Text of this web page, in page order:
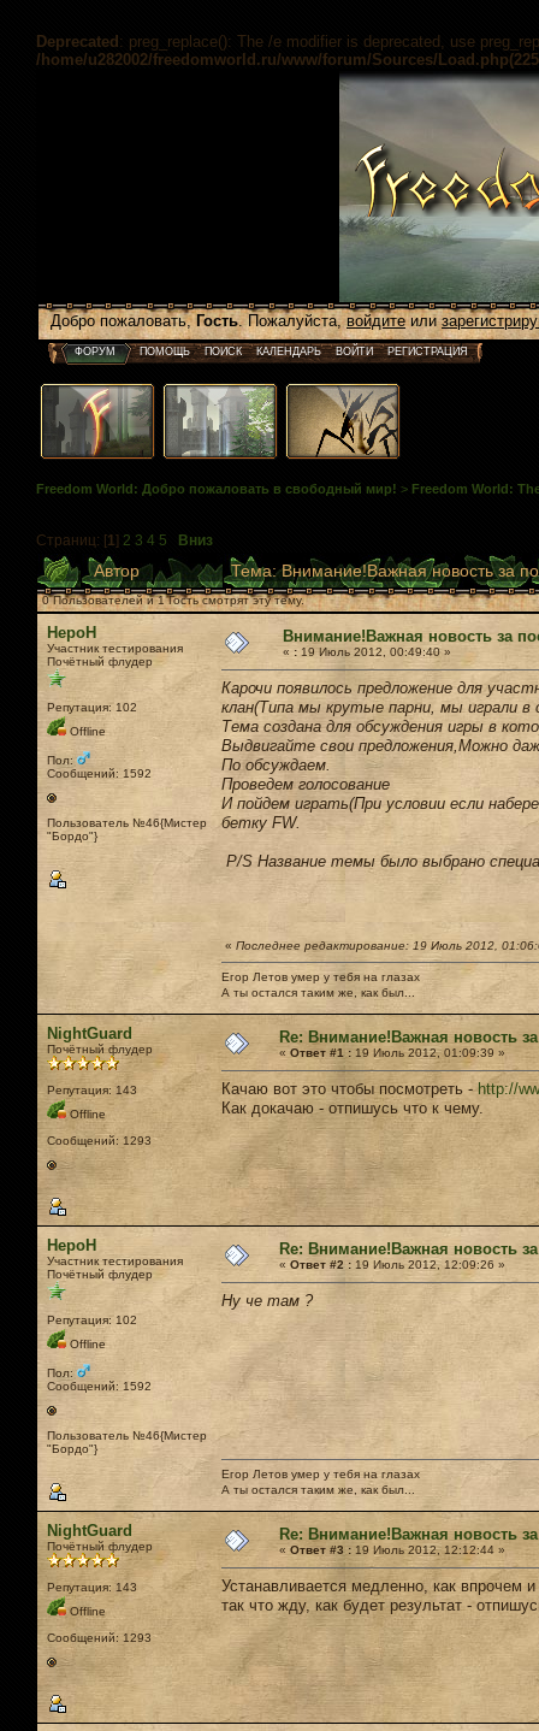
Deprecated : preg_replace(): The /e modifier is deprecated, use
/home/u282002/freedomworld.ru/www/forum/Sources/
Добро пожаловать, Гость. Пожалуйста,войдитеили
ФОРУМ ПОМОЩЬ ПОИСК КАЛЕНДАРЬ ВОЙТИ РЕГИСТРАЦИЯ
Freedom World: Добро пожаловать в свободный мир! > Freedom World:
Страниц: [1] 2 3 4 5 Вниз
Автор Тема: Внимание!Важная новость за
0 Пользователей и 1 Гость смотрят эту тему.
НероН
Участник тестирования
Почётный флудер
Репутация: 102
Offline
Пол:
Сообщений: 1592
Пользователь №46{Мистер
"Бордо"}
Внимание!Важная новость за
« : 19 Июль 2012, 00:49:40 »
Карочи появилось предложение для
клан(Типа мы крутые парни, мы играли
Тема создана для обсуждения игры в
Выдвигайте свои предложения,Можно
По обсуждаем.
Проведем голосование
И пойдем играть(При условии если
бетку FW.
P/S Название темы было выбрано
« Последнее редактирование: 19 Июль 2012,
Егор Летов умер у тебя на глазах
А ты остался таким же, как был...
NightGuard
Почётный флудер
Репутация: 143
Offline
Сообщений: 1293
Re: Внимание!Важная новость
« Ответ #1 : 19 Июль 2012, 01:09:39 »
Качаю вот это чтобы посмотреть -http://
Как докачаю - отпишусь что к чему.
НероН
Участник тестирования
Почётный флудер
Репутация: 102
Offline
Пол:
Сообщений: 1592
Пользователь №46{Мистер
"Бордо"}
Re: Внимание!Важная новость
« Ответ #2 : 19 Июль 2012, 12:09:26 »
Ну че там ?
Егор Летов умер у тебя на глазах
А ты остался таким же, как был...
NightGuard
Почётный флудер
Репутация: 143
Offline
Сообщений: 1293
Re: Внимание!Важная новость
« Ответ #3 : 19 Июль 2012, 12:12:44 »
Устанавливается медленно, как впрочем
так что жду, как будет результат -